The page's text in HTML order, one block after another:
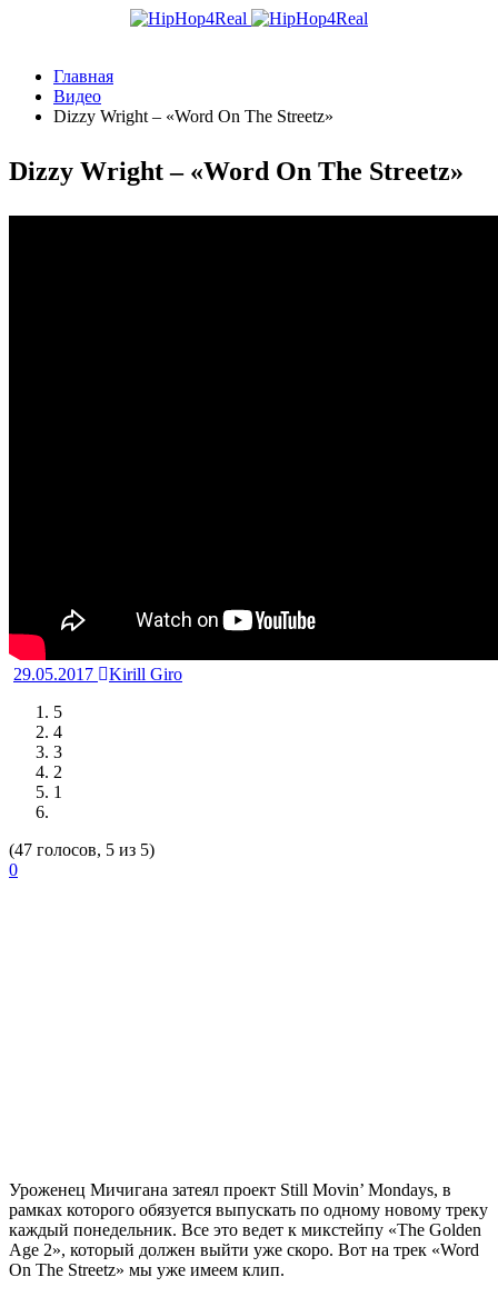
Главная
Видео
Dizzy Wright – «Word On The Streetz»
Dizzy Wright – «Word On The Streetz»
29.05.2017
Kirill Giro
5
4
3
2
1
(47 голосов, 5 из 5)
0
Уроженец Мичигана затеял проект Still Movin’ Mondays, в
рамках которого обязуется выпускать по одному новому треку
каждый понедельник. Все это ведет к микстейпу «The Golden
Age 2», который должен выйти уже скоро. Вот на трек «Word
On The Streetz» мы уже имеем клип.